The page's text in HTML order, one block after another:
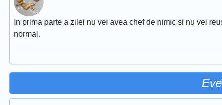
In prima parte a zilei nu vei avea chef de nimic si nu vei
normal.